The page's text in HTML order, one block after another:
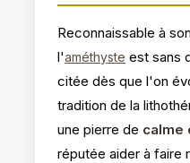
Reconnaissable à
l'améthyste est sans
citée dès que l'on
tradition de la
une pierre de calme
réputée aider à faire